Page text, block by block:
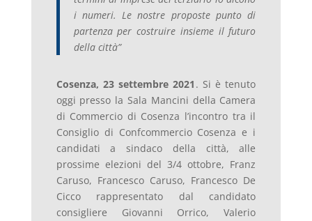
i numeri. Le nostre proposte punto di
partenza per costruire insieme il futuro
della città”
Cosenza, 23 settembre 2021 . Si è tenuto
oggi presso la Sala Mancini della Camera
di Commercio di Cosenza l’incontro tra il
Consiglio di Confcommercio Cosenza e i
candidati a sindaco della città, alle
prossime elezioni del 3/4 ottobre, Franz
Caruso, Francesco Caruso, Francesco De
Cicco rappresentato dal candidato
consigliere Giovanni Orrico, Valerio